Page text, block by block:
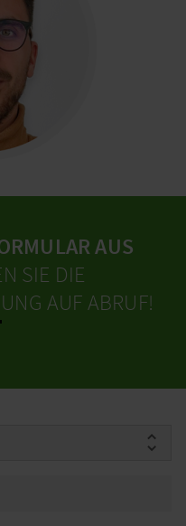
AUS
SIE DIE
AUF ABRUF!